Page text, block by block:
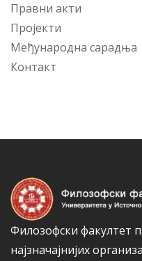
Правни акти
Пројекти
Међународна сарадња
Контакт
Филозофски факултет
најзначајнијих